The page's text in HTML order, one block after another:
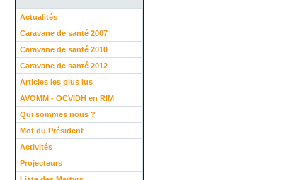
Actualités
Caravane de santé 2007
Caravane de santé 2010
Caravane de santé 2012
Articles les plus lus
AVOMM - OCVIDH en RIM
Qui sommes nous ?
Mot du Président
Activités
Projecteurs